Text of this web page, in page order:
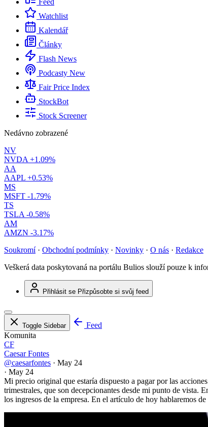
Feed
Watchlist
Kalendář
Články
Flash News
Podcasty New
Fair Price Index
StockBot
Stock Screener
Nedávno zobrazené
NV
NVDA +1.09%
AA
AAPL +0.53%
MS
MSFT -1.79%
TS
TSLA -0.58%
AM
AMZN -3.17%
Soukromí · Obchodní podmínky · Novinky · O nás · Redakce
Veškerá data poskytovaná na portálu Bulios slouží pouze k
Přihlásit se Přizpůsobte si svůj feed
Toggle Sidebar
Feed
Komunita
CF
Caesar Fontes
@caesarfontes · May 24
· May 24
Mi precio original que estaría dispuesto a pagar por las acciones
trimestrales, que son decepcionantes desde mi punto de vista.
los ingresos de la empresa. En el artículo de hoy hablaremos